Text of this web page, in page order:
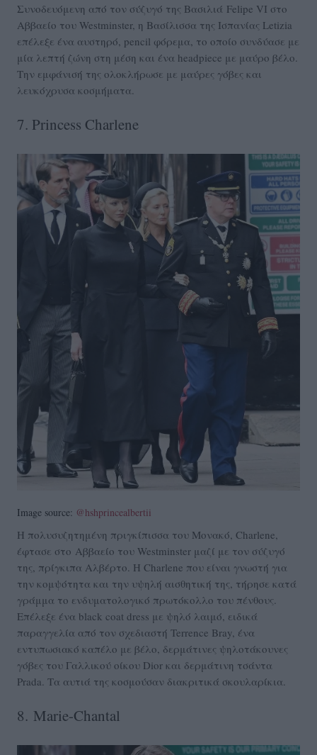
Συνοδευόμενη από τον σύζυγό της Βασιλιά Felipe VI στο
Αββαείο του Westminster, η Βασίλισσα της Ισπανίας Letizia
επέλεξε ένα αυστηρό, pencil φόρεμα, το οποίο συνδύασε με
μία λεπτή ζώνη στη μέση και ένα headpiece με μαύρο βέλο.
Την εμφάνισή της ολοκλήρωσε με μαύρες γόβες και
λευκόχρυσα κοσμήματα.
7. Princess Charlene
Image source: @hshprincealbertii
Η πολυσυζητημένη πριγκίπισσα του Μονακό, Charlene,
έφτασε στο Αββαείο του Westminster μαζί με τον σύζυγό
της, πρίγκιπα Αλβέρτο. Η Charlene που είναι γνωστή για
την κομψότητα και την υψηλή αισθητική της, τήρησε κατά
γράμμα το ενδυματολογικό πρωτόκολλο του πένθους.
Επέλεξε ένα black coat dress με ψηλό λαιμό, ειδικά
παραγγελία από τον σχεδιαστή Terrence Bray, ένα
εντυπωσιακό καπέλο με βέλο, δερμάτινες ψηλοτάκουνες
γόβες του Γαλλικού οίκου Dior και δερμάτινη τσάντα
Prada. Τα αυτιά της κοσμούσαν διακριτικά σκουλαρίκια.
8. Marie-Chantal